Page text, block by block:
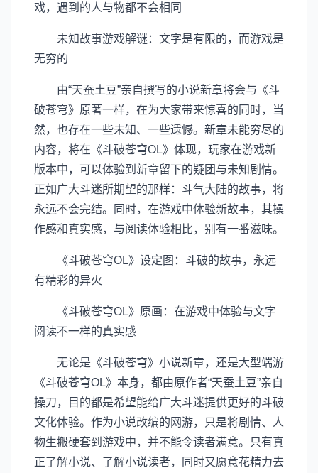
戏，遇到的人与物都不会相同
未知故事游戏解谜：文字是有限的，而游戏是
无穷的
由“天蚕土豆”亲自撰写的小说新章将会与《斗
破苍穹》原著一样，在为大家带来惊喜的同时，当
然，也存在一些未知、一些遗憾。新章未能穷尽的
内容，将在《斗破苍穹OL》体现，玩家在游戏新
版本中，可以体验到新章留下的疑团与未知剧情。
正如广大斗迷所期望的那样：斗气大陆的故事，将
永远不会完结。同时，在游戏中体验新故事，其操
作感和真实感，与阅读体验相比，别有一番滋味。
《斗破苍穹OL》设定图：斗破的故事，永远
有精彩的异火
《斗破苍穹OL》原画：在游戏中体验与文字
阅读不一样的真实感
无论是《斗破苍穹》小说新章，还是大型端游
《斗破苍穹OL》本身，都由原作者“天蚕土豆”亲自
操刀，目的都是希望能给广大斗迷提供更好的斗破
文化体验。作为小说改编的网游，只是将剧情、人
物生搬硬套到游戏中，并不能令读者满意。只有真
正了解小说、了解小说读者，同时又愿意花精力去